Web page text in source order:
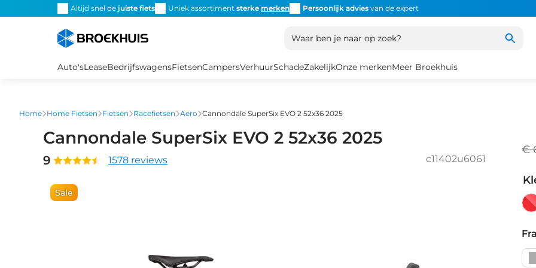
Altijd snel de juiste fiets Uniek assortiment sterke merken Persoonlijk advies van de expert
Waar ben je naar op zoek?
Auto'sLeaseBedrijfswagensFietsenCampersVerhuurSchadeZakelijkOnze merkenMeer Broekhuis
Home Home Fietsen Fietsen Racefietsen Aero Cannondale SuperSix EVO 2 52x36 2025
Cannondale SuperSix EVO 2 52x36 2025
9 1578 reviews c11402u6061
Sale
€